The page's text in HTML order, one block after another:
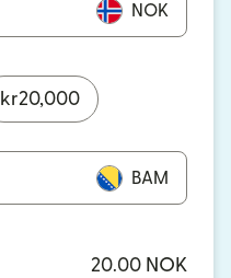
NOK
kr20,000
BAM
20.00 NOK